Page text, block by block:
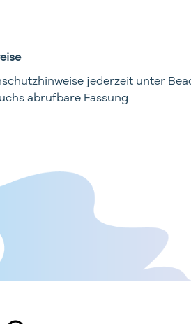
jederzeit unter
abrufbare Fassung.